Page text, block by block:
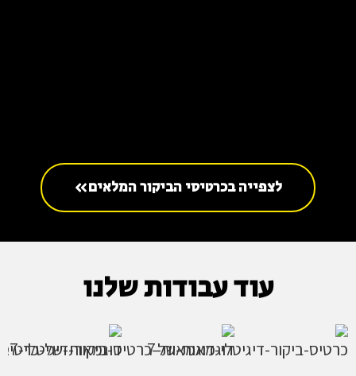
לצפייה בכרטיסי הביקור המלאים
עוד עבודות שלנו